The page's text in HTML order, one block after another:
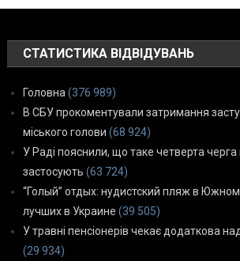
СТАТИСТИКА ВІДВІДУВАНЬ
Головна (376 989)
В СБУ прокоментували затримання
міського голови (68 924)
У Раді пояснили, що таке четверта черга
застосують (63 724)
“Голый” отдых: нудистский пляж в
лучших в Украине (39 505)
У травні пенсіонерів чекає додаткова
(29 934)